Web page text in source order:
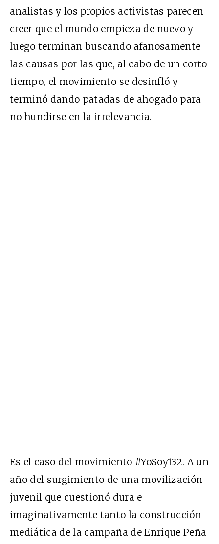
analistas y los propios activistas parecen
creer que el mundo empieza de nuevo y
luego terminan buscando afanosamente
las causas por las que, al cabo de un corto
tiempo, el movimiento se desinfló y
terminó dando patadas de ahogado para
no hundirse en la irrelevancia.
Es el caso del movimiento #YoSoy132. A un
año del surgimiento de una movilización
juvenil que cuestionó dura e
imaginativamente tanto la construcción
mediática de la campaña de Enrique Peña